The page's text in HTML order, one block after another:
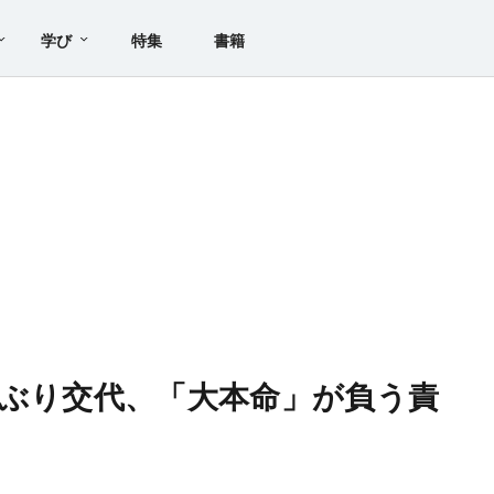
学び 特集 書籍
り交代、「大本命」が負う責